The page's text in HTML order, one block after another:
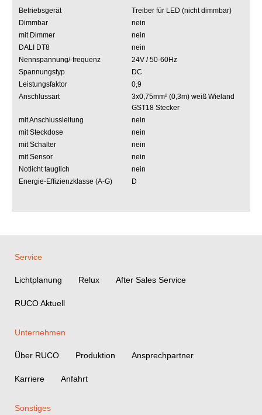
Betriebsgerät
Treiber für LED (nicht dimmbar)
Dimmbar
nein
mit Dimmer
nein
DALI DT8
nein
Nennspannung/-frequenz
24V / 50-60Hz
Spannungstyp
DC
Leistungsfaktor
0,9
Anschlussart
3x0,75mm² (0,3m) weiß Wieland
GST18 Stecker
mit Anschlussleitung
nein
mit Steckdose
nein
mit Schalter
nein
mit Sensor
nein
Notlicht tauglich
nein
Energie-Effizienzklasse (A-G)
D
Service
Lichtplanung Relux After Sales Service
RUCO Aktuell
Unternehmen
Über RUCO Produktion Ansprechpartner
Karriere Anfahrt
Sonstiges